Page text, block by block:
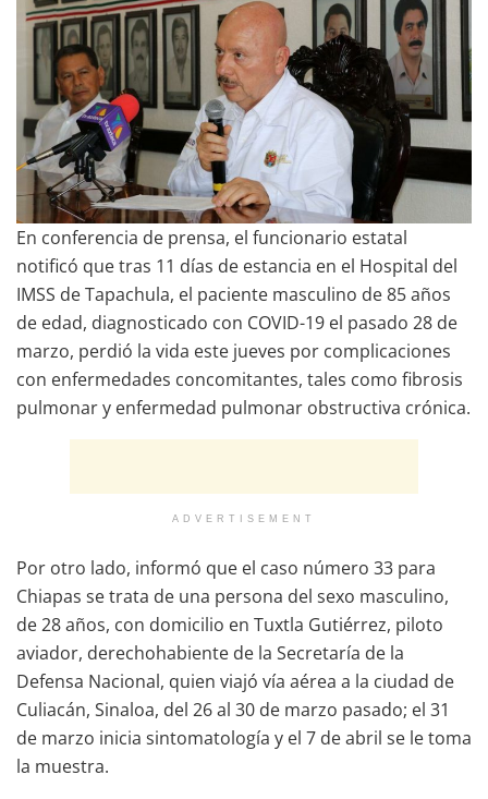
En conferencia de prensa, el funcionario estatal
notificó que tras 11 días de estancia en el Hospital del
IMSS de Tapachula, el paciente masculino de 85 años
de edad, diagnosticado con COVID-19 el pasado 28 de
marzo, perdió la vida este jueves por complicaciones
con enfermedades concomitantes, tales como fibrosis
pulmonar y enfermedad pulmonar obstructiva crónica.
ADVERTISEMENT
Por otro lado, informó que el caso número 33 para
Chiapas se trata de una persona del sexo masculino,
de 28 años, con domicilio en Tuxtla Gutiérrez, piloto
aviador, derechohabiente de la Secretaría de la
Defensa Nacional, quien viajó vía aérea a la ciudad de
Culiacán, Sinaloa, del 26 al 30 de marzo pasado; el 31
de marzo inicia sintomatología y el 7 de abril se le toma
la muestra.